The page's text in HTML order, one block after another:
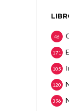
46
171
105
120
396